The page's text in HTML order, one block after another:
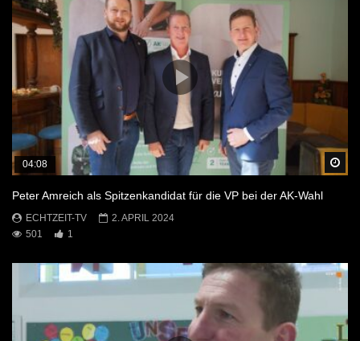
04:08
Peter Amreich als Spitzenkandidat für die VP bei der AK-Wahl
ECHTZEIT-TV
2. APRIL 2024
501
1